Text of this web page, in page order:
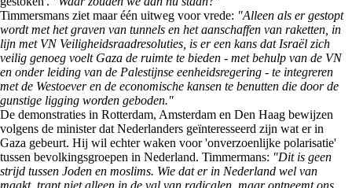
Timmersmans ziet maar één uitweg voor vrede: "Alleen als er gestopt
wordt met het graven van tunnels en het aanschaffen van raketten, in
lijn met VN Veiligheidsraadresoluties, is er een kans dat Israël zich
veilig genoeg voelt Gaza de ruimte te bieden - met behulp van de VN
en onder leiding van de Palestijnse eenheidsregering - te integreren
met de Westoever en de economische kansen te benutten die door de
gunstige ligging worden geboden."
De demonstraties in Rotterdam, Amsterdam en Den Haag bewijzen
volgens de minister dat Nederlanders geïnteresseerd zijn wat er in
Gaza gebeurt. Hij wil echter waken voor 'onverzoenlijke polarisatie'
tussen bevolkingsgroepen in Nederland. Timmermans: "Dit is geen
strijd tussen Joden en moslims. Wie dat er in Nederland wel van
maakt, trapt niet alleen in de val van radicalen, maar ontneemt ons